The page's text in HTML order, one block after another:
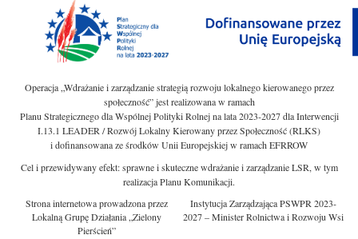
Operacja „Wdrażanie i zarządzanie strategią rozwoju lokalnego kierowanego przez
społeczność” jest realizowana w ramach
Planu Strategicznego dla Wspólnej Polityki Rolnej na lata 2023-2027 dla Interwencji
I.13.1 LEADER / Rozwój Lokalny Kierowany przez Społeczność (RLKS)
i dofinansowana ze środków Unii Europejskiej w ramach EFRROW
Cel i przewidywany efekt: sprawne i skuteczne wdrażanie i zarządzanie LSR, w tym
realizacja Planu Komunikacji.
Strona internetowa prowadzona przez
Lokalną Grupę Działania „Zielony
Pierścień”
Instytucja Zarządzająca PSWPR 2023-
2027 – Minister Rolnictwa i Rozwoju Wsi